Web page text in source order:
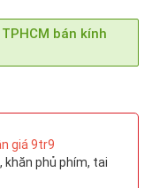
bán kính
giá 9tr9
khăn phủ phím, tai